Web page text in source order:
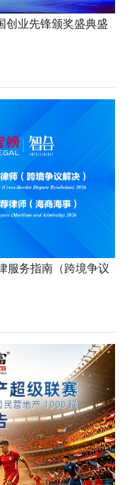
创业先锋颁奖盛典盛
服务指南（跨境争议